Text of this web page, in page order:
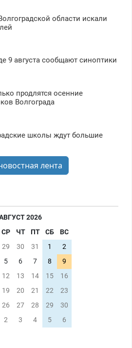
области искали
9 августа сообщают синоптики
продлятся осенние
Волгограда
школы ждут большие
лента
2026
СР ЧТ ПТ СБ
ВС
29 30 31 1
2
5 6 7 8
9
12 13 14 15
16
19 20 21 22
23
26 27 28 29
30
2 3 4 5 6